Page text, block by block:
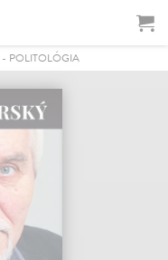
- POLITOLÓGIA